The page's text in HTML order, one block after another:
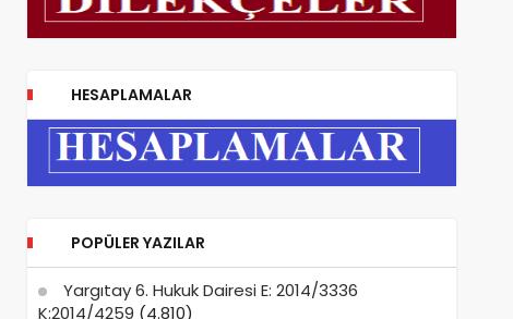
HESAPLAMALAR
POPÜLER YAZILAR
Yargıtay 6. Hukuk Dairesi E: 2014/3336
K:2014/4259 (4.810)